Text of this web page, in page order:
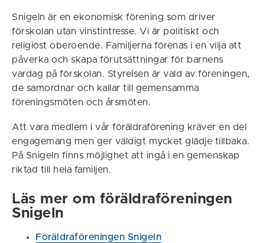
Snigeln är en ekonomisk förening som driver
förskolan utan vinstintresse. Vi är politiskt och
religiöst oberoende. Familjerna förenas i en vilja att
påverka och skapa förutsättningar för barnens
vardag på förskolan. Styrelsen är vald av föreningen,
de samordnar och kallar till gemensamma
föreningsmöten och årsmöten.
Att vara medlem i vår föräldraförening kräver en del
engagemang men ger väldigt mycket glädje tillbaka.
På Snigeln finns möjlighet att ingå i en gemenskap
riktad till hela familjen.
Läs mer om föräldraföreningen
Snigeln
Föräldraföreningen Snigeln